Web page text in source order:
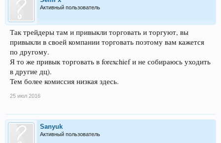
Активный пользователь
Так трейдеры там и привыкли торговать и торгуют, вы
привыкли в своей компании торговать поэтому вам кажется
по другому.
Я то же привык торговать в forexchief и не собираюсь уходить
в другие дц).
Тем более комиссия низкая здесь.
25 июл 2016
Sanyuk
Активный пользователь